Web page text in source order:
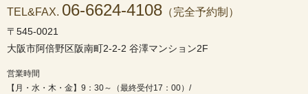
TEL&FAX. 06-6624-4108 （完全予約制）
〒545-0021
大阪市阿倍野区阪南町2-2-2 谷澤マンション2F
営業時間
【月・水・木・金】9：30～（最終受付17：00）/